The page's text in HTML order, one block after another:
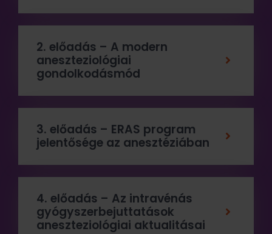
2. előadás – A modern
aneszteziológiai
gondolkodásmód
3. előadás – ERAS program
jelentősége az anesztéziában
4. előadás – Az intravénás
gyógyszerbejuttatások
aneszteziológiai aktualitásai